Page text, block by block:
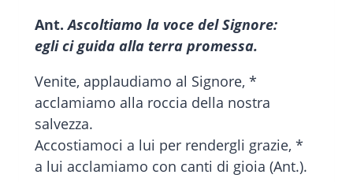
Ant.Ascoltiamo la voce del Signore:
egli ci guida alla terra promessa.
Venite, applaudiamo al Signore, *
acclamiamo alla roccia della nostra
salvezza.
Accostiamoci a lui per rendergli grazie, *
a lui acclamiamo con canti di gioia (Ant.).